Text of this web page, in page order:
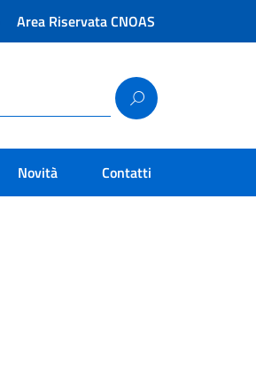
Area Riservata CNOAS
Novità Contatti